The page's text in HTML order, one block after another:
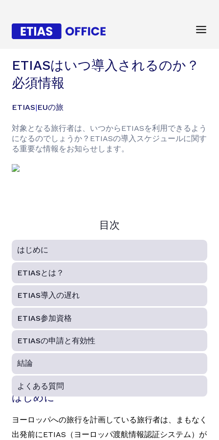
ETIASはいつ導入されるのか？
必須情報
ETIAS|EUの旅
対象となる旅行者は、いつからETIASを利用できるよう
になるのでしょうか？ETIASの導入スケジュールに関す
る重要な情報をお知らせします。
目次
はじめに
ETIASとは？
ETIAS導入の遅れ
ETIAS参加資格
ETIASの申請と有効性
結論
よくある質問
はじめに
ヨーロッパへの旅行を計画している旅行者は、まもなく
出発前にETIAS（ヨーロッパ渡航情報認証システム）が